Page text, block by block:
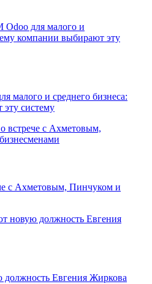
малого и среднего бизнеса:
систему
с Ахметовым, Пинчуком и
Евгения Жиркова